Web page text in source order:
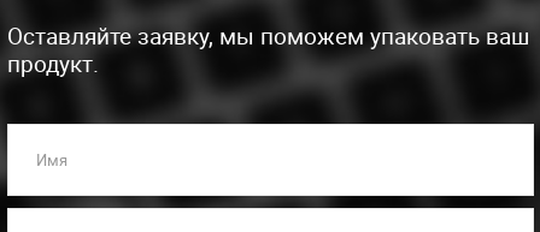
Оставляйте заявку, мы поможем упаковать ваш
продукт.
Имя